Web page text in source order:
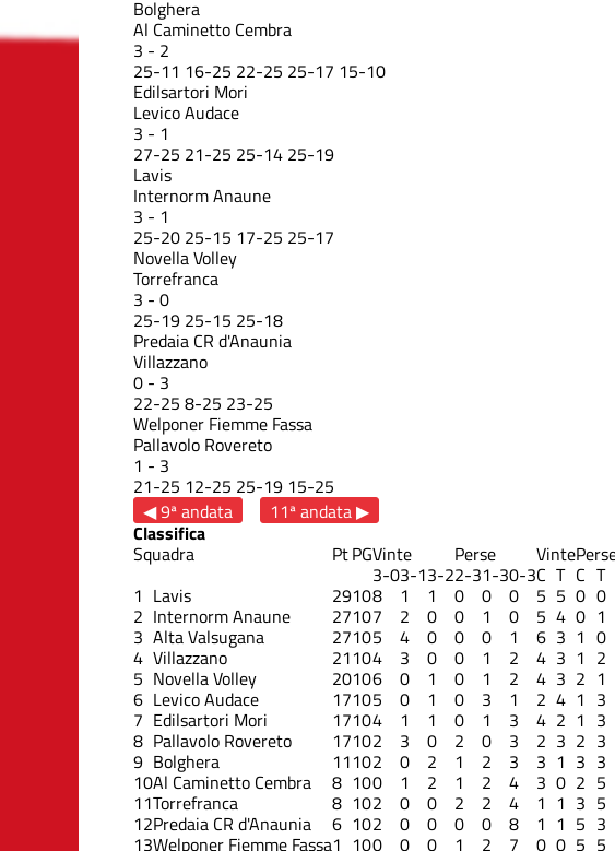
Bolghera
Al Caminetto Cembra
3 - 2
25-11 16-25 22-25 25-17 15-10
Edilsartori Mori
Levico Audace
3 - 1
27-25 21-25 25-14 25-19
Lavis
Internorm Anaune
3 - 1
25-20 25-15 17-25 25-17
Novella Volley
Torrefranca
3 - 0
25-19 25-15 25-18
Predaia CR d'Anaunia
Villazzano
0 - 3
22-25 8-25 23-25
Welponer Fiemme Fassa
Pallavolo Rovereto
1 - 3
21-25 12-25 25-19 15-25
◀ 9ª andata
11ª andata ▶
Classifica
Squadra PtPGVinte Perse Vinte
3-03-13-22-31-30-3C T C T
1 Lavis 29108 1 1 0 0 0 5 5 0 0
2 Internorm Anaune 27107 2 0 0 1 0 5 4 0 1
3 Alta Valsugana 27105 4 0 0 0 1 6 3 1 0
4 Villazzano 21104 3 0 0 1 2 4 3 1 2
5 Novella Volley 20106 0 1 0 1 2 4 3 2 1
6 Levico Audace 17105 0 1 0 3 1 2 4 1 3
7 Edilsartori Mori 17104 1 1 0 1 3 4 2 1 3
8 Pallavolo Rovereto 17102 3 0 2 0 3 2 3 2 3
9 Bolghera 11102 0 2 1 2 3 3 1 3 3
10Al Caminetto Cembra 8 100 1 2 1 2 4 3 0 2 5
11Torrefranca 8 102 0 0 2 2 4 1 1 3 5
12Predaia CR d'Anaunia 6 102 0 0 0 0 8 1 1 5 3
13Welponer Fiemme Fassa1 100 0 0 1 2 7 0 0 5 5